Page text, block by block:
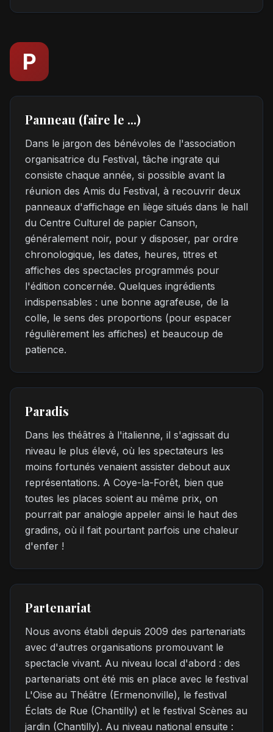
P
Panneau (faire le ...)
Dans le jargon des bénévoles de l'association
organisatrice du Festival, tâche ingrate qui
consiste chaque année, si possible avant la
réunion des Amis du Festival, à recouvrir deux
panneaux d'affichage en liège situés dans le hall
du Centre Culturel de papier Canson,
généralement noir, pour y disposer, par ordre
chronologique, les dates, heures, titres et
affiches des spectacles programmés pour
l'édition concernée. Quelques ingrédients
indispensables : une bonne agrafeuse, de la
colle, le sens des proportions (pour espacer
régulièrement les affiches) et beaucoup de
patience.
Paradis
Dans les théâtres à l'italienne, il s'agissait du
niveau le plus élevé, où les spectateurs les
moins fortunés venaient assister debout aux
représentations. A Coye-la-Forêt, bien que
toutes les places soient au même prix, on
pourrait par analogie appeler ainsi le haut des
gradins, où il fait pourtant parfois une chaleur
d'enfer !
Partenariat
Nous avons établi depuis 2009 des partenariats
avec d'autres organisations promouvant le
spectacle vivant. Au niveau local d'abord : des
partenariats ont été mis en place avec le festival
L'Oise au Théâtre (Ermenonville), le festival
Éclats de Rue (Chantilly) et le festival Scènes au
jardin (Chantilly). Au niveau national ensuite :